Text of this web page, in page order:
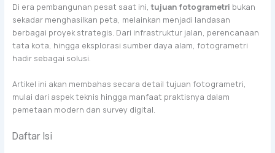
Di era pembangunan pesat saat ini,tujuan fotogrametri bukan
sekadar menghasilkan peta, melainkan menjadi landasan
berbagai proyek strategis. Dari infrastruktur jalan, perencanaan
tata kota, hingga eksplorasi sumber daya alam, fotogrametri
hadir sebagai solusi.
Artikel ini akan membahas secara detail tujuan fotogrametri,
mulai dari aspek teknis hingga manfaat praktisnya dalam
pemetaan modern dan survey digital.
Daftar Isi